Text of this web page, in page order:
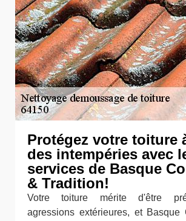
Protégez votre toiture
des intempéries avec
services de Basque
& Tradition!
Votre toiture mérite d'être
agressions extérieures, et Basque